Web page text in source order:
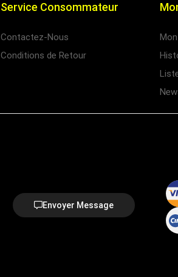
Service Consommateur
Contactez-Nous
Conditions de Retour
Envoyer Message